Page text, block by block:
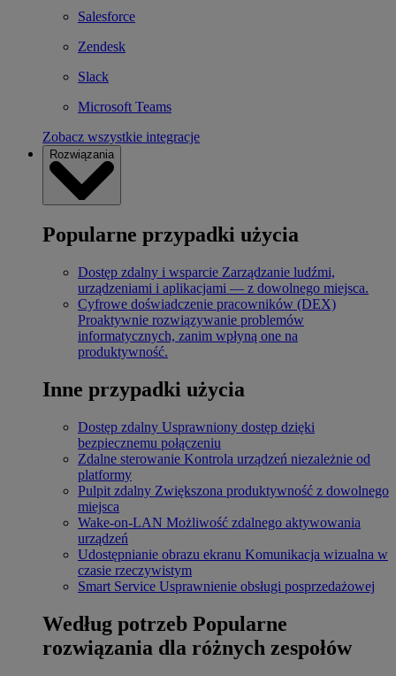
Salesforce
Zendesk
Slack
Microsoft Teams
Zobacz wszystkie integracje
Rozwiązania
Popularne przypadki użycia
Dostęp zdalny i wsparcie Zarządzanie ludźmi,
urządzeniami i aplikacjami — z dowolnego miejsca.
Cyfrowe doświadczenie pracowników (DEX)
Proaktywnie rozwiązywanie problemów
informatycznych, zanim wpłyną one na
produktywność.
Inne przypadki użycia
Dostęp zdalny Usprawniony dostęp dzięki
bezpiecznemu połączeniu
Zdalne sterowanie Kontrola urządzeń niezależnie od
platformy
Pulpit zdalny Zwiększona produktywność z dowolnego
miejsca
Wake-on-LAN Możliwość zdalnego aktywowania
urządzeń
Udostępnianie obrazu ekranu Komunikacja wizualna w
czasie rzeczywistym
Smart Service Usprawnienie obsługi posprzedażowej
Według potrzeb Popularne
rozwiązania dla różnych zespołów